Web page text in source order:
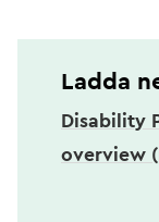
Ladda
Disability
overview